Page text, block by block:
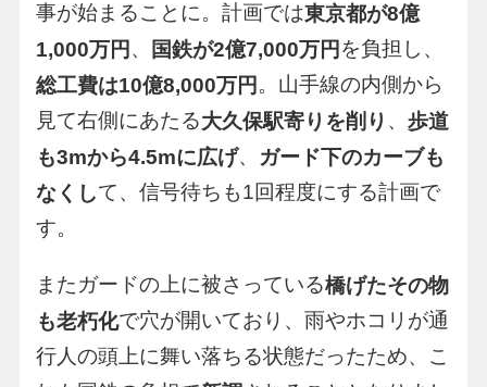
事が始まることに。計画では東京都が8億
1,000万円 、 国鉄が2億7,000万円 を負担し、
総工費は10億8,000万円 。山手線の内側から
見て右側にあたる大久保駅寄りを削り 、 歩道
も3mから4.5mに広げ、 ガード下のカーブも
なくして、信号待ちも1回程度にする計画で
す。
またガードの上に被さっている橋げたその物
も老朽化で穴が開いており、雨やホコリが通
行人の頭上に舞い落ちる状態だったため、こ